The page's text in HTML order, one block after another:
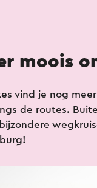
moois
vind je nog
de routes.